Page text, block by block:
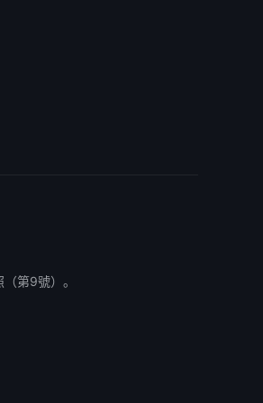
第9號）。